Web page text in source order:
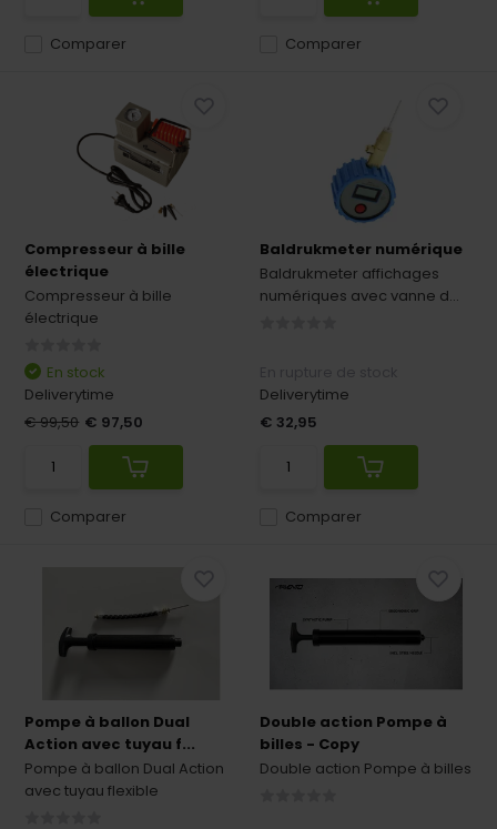
Comparer Comparer
Compresseur à bille
électrique
Compresseur à bille
électrique
Comparer
En stock
Deliverytime
€ 99,50 € 97,50
Baldrukmeter numérique
Baldrukmeter affichages
numériques avec vanne d...
Comparer
Deliverytime
€ 32,95
Pompe à ballon Dual
Action avec tuyau f...
Pompe à ballon Dual Action
avec tuyau flexible
Double action Pompe à
billes - Copy
Double action Pompe à billes